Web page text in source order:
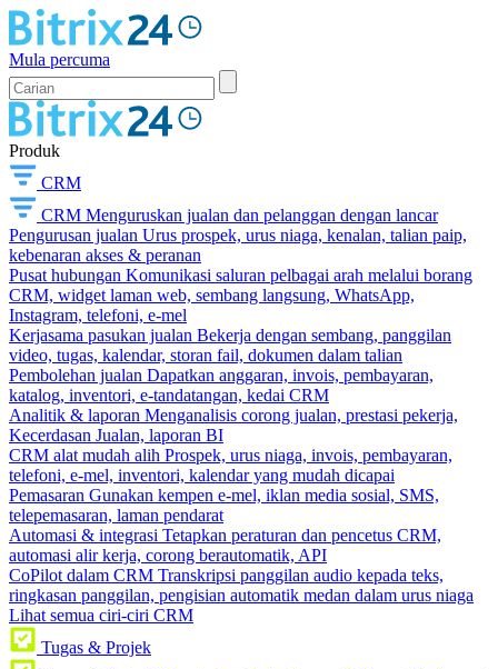
Mula percuma
Produk
CRM
CRM Menguruskan jualan dan pelanggan dengan lancar
Pengurusan jualan Urus prospek, urus niaga, kenalan, talian paip,
kebenaran akses & peranan
Pusat hubungan Komunikasi saluran pelbagai arah melalui borang
CRM, widget laman web, sembang langsung, WhatsApp,
Instagram, telefoni, e-mel
Kerjasama pasukan jualan Bekerja dengan sembang, panggilan
video, tugas, kalendar, storan fail, dokumen dalam talian
Pembolehan jualan Dapatkan anggaran, invois, pembayaran,
katalog, inventori, e-tandatangan, kedai CRM
Analitik & laporan Menganalisis corong jualan, prestasi pekerja,
Kecerdasan Jualan, laporan BI
CRM alat mudah alih Prospek, urus niaga, invois, pembayaran,
telefoni, e-mel, inventori, kalendar yang mudah dicapai
Pemasaran Gunakan kempen e-mel, iklan media sosial, SMS,
telepemasaran, laman pendarat
Automasi & integrasi Tetapkan peraturan dan pencetus CRM,
automasi alir kerja, corong berautomatik, API
CoPilot dalam CRM Transkripsi panggilan audio kepada teks,
ringkasan panggilan, pengisian automatik medan dalam urus niaga
Lihat semua ciri-ciri CRM
Tugas & Projek